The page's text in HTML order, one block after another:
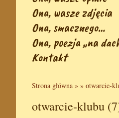
Ona, wasze zdjęcia
Ona, smacznego…
Ona, poezja „na
Kontakt
Strona główna » » otwarcie-
otwarcie-klubu